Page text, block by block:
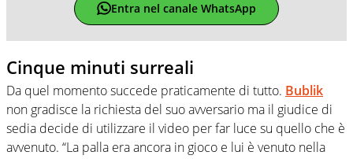
Entra nel canale WhatsApp
Cinque minuti surreali
Da quel momento succede praticamente di tutto. Bublik
non gradisce la richiesta del suo avversario ma il giudice di
sedia decide di utilizzare il video per far luce su quello che è
avvenuto. “La palla era ancora in gioco e lui è venuto nella